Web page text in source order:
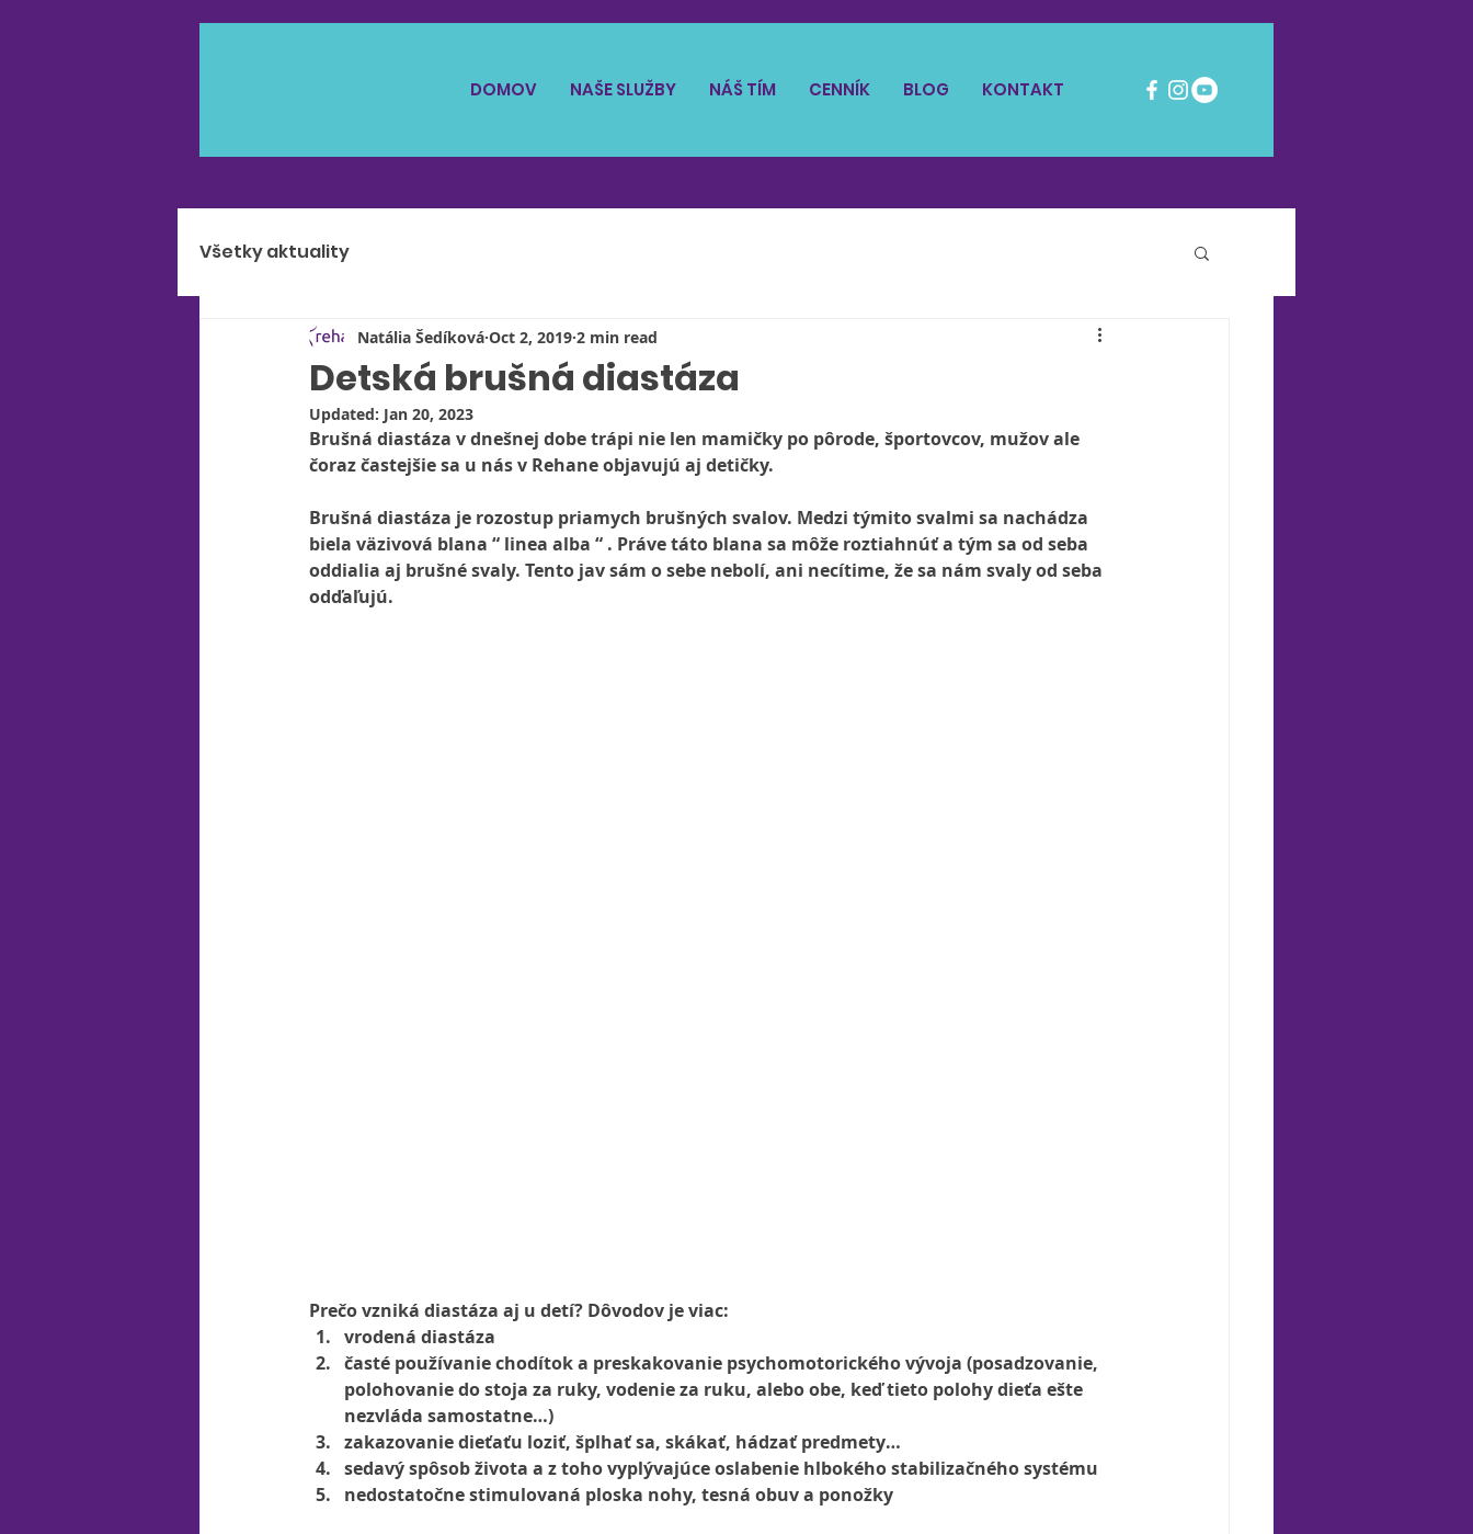
DOMOV NAŠE SLUŽBY NÁŠ TÍM CENNÍK BLOG KONTAKT
Všetky aktuality
Detská brušná diastáza
Natália Šedíková Oct 2, 2019 2 min read
Updated: Jan 20, 2023
Brušná diastáza v dnešnej dobe trápi nie len mamičky po pôrode, športovcov, mužov ale
čoraz častejšie sa u nás v Rehane objavujú aj detičky.
Brušná diastáza je rozostup priamych brušných svalov. Medzi týmito svalmi sa nachádza
biela väzivová blana “ linea alba “ . Práve táto blana sa môže roztiahnúť a tým sa od seba
oddialia aj brušné svaly. Tento jav sám o sebe nebolí, ani necítime, že sa nám svaly od seba
odďaľujú.
Prečo vzniká diastáza aj u detí? Dôvodov je viac:
vrodená diastáza
časté používanie chodítok a preskakovanie psychomotorického vývoja (posadzovanie,
polohovanie do stoja za ruky, vodenie za ruku, alebo obe, keď tieto polohy dieťa ešte
nezvláda samostatne…)
zakazovanie dieťaťu loziť, šplhať sa, skákať, hádzať predmety…
sedavý spôsob života a z toho vyplývajúce oslabenie hlbokého stabilizačného systému
nedostatočne stimulovaná ploska nohy, tesná obuv a ponožky